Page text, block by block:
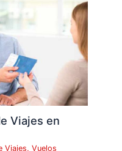
Viajes en
Viajes,Vuelos